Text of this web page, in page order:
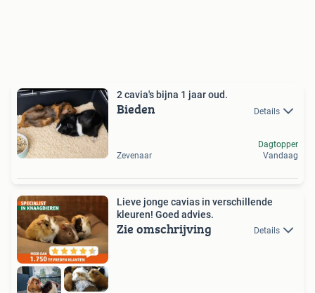
2 cavia's bijna 1 jaar oud.
Bieden Details
Zevenaar
Dagtopper
Vandaag
Lieve jonge cavias in verschillende
kleuren! Goed advies.
Zie omschrijving Details